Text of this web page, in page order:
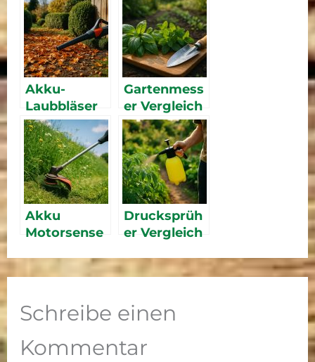
Akku-
Laubbläser
2026: Die
besten
Modelle im
Vergleich
Gartenmess
er Vergleich
2026: Die
besten
Messer für
den Garten
Akku
Motorsense
Böschungen
Drucksprüh
er Vergleich
Modelle für
Schreibe einen
Kommentar